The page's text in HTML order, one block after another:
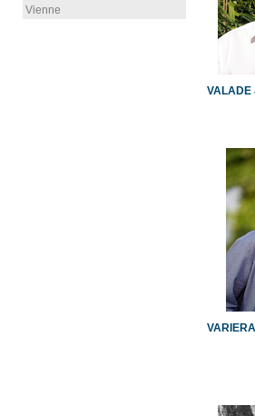
Vienne
VALADE